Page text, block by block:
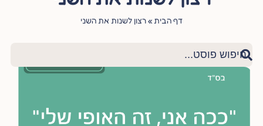
דף הבית »רצון לשנות את השני